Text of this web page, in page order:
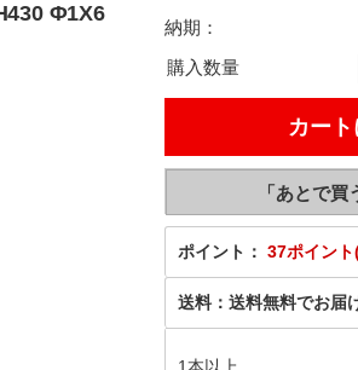
Φ1X6
納期：
購入数量
ポイント： 37ポイン
送料： 送料無料でお届